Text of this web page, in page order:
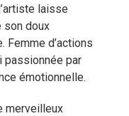
laisse
son doux
Femme d’actions
passionnée par
émotionnelle.
merveilleux